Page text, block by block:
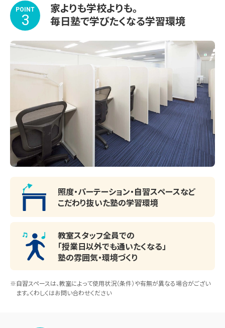
POINT
3
家よりも学校よりも。
毎日塾で学びたくなる学習環境
照度・パーテーション・自習スペースなど
こだわり抜いた塾の学習環境
教室スタッフ全員での
「授業日以外でも通いたくなる」
塾の雰囲気・環境づくり
※自習スペースは、教室によって使用状況（条件）や有無が異なる場合がござい
ます。くわしくはお問い合わせください